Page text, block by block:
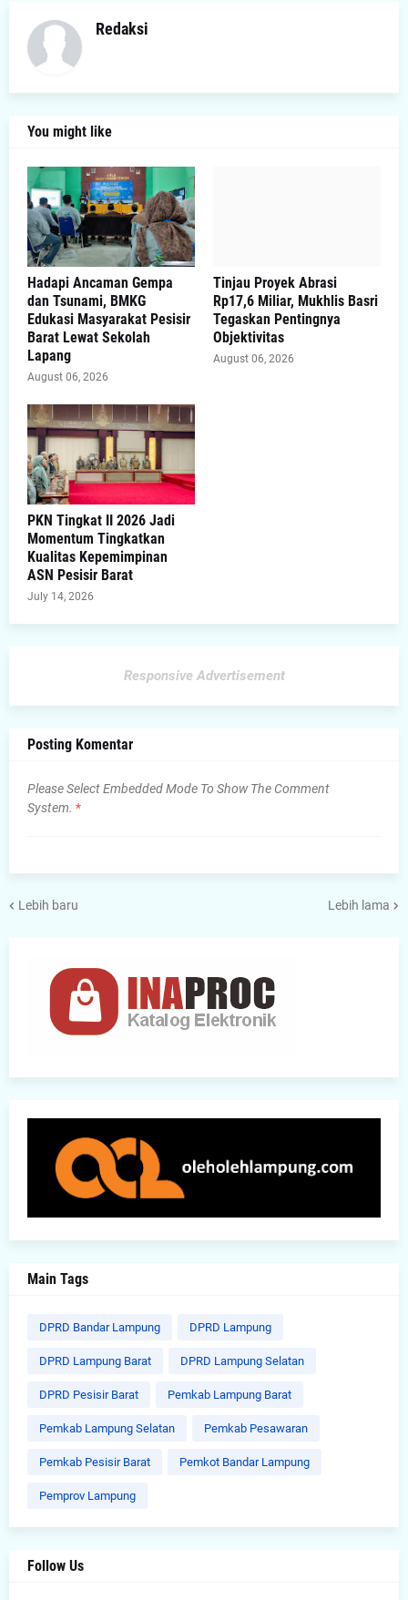
Redaksi
You might like
Hadapi Ancaman Gempa
dan Tsunami, BMKG
Edukasi Masyarakat Pesisir
Barat Lewat Sekolah
Lapang
August 06, 2026
Tinjau Proyek Abrasi
Rp17,6 Miliar, Mukhlis Basri
Tegaskan Pentingnya
Objektivitas
August 06, 2026
PKN Tingkat II 2026 Jadi
Momentum Tingkatkan
Kualitas Kepemimpinan
ASN Pesisir Barat
July 14, 2026
Responsive Advertisement
Posting Komentar
Please Select Embedded Mode To Show The Comment
System. *
Lebih baru Lebih lama
Main Tags
DPRD Bandar Lampung DPRD Lampung
DPRD Lampung Barat DPRD Lampung Selatan
DPRD Pesisir Barat Pemkab Lampung Barat
Pemkab Lampung Selatan Pemkab Pesawaran
Pemkab Pesisir Barat Pemkot Bandar Lampung
Pemprov Lampung
Follow Us